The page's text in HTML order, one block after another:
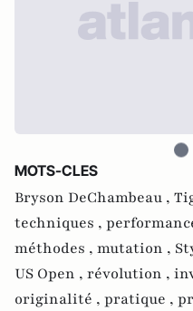
MOTS-CLES
Bryson DeChambeau ,
techniques ,
méthodes , mutation ,
US Open , révolution ,
originalité , pratique ,